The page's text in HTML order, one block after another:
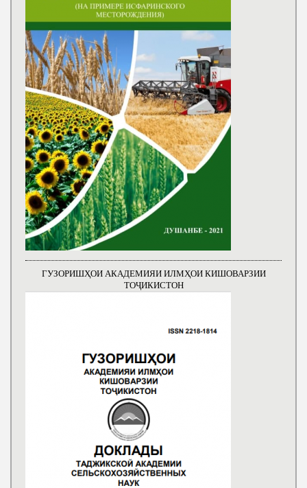
ГУЗОРИШҲОИ АКАДЕМИЯИ ИЛМҲОИ КИШОВАРЗИИ
ТОҶИКИСТОН